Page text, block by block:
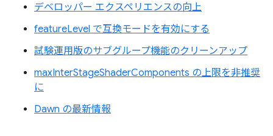
デベロッパー エクスペリエンスの向上
featureLevel で互換モードを有効にする
試験運用版のサブグループ機能のクリーンアップ
maxInterStageShaderComponents の上限を非推奨
に
Dawn の最新情報